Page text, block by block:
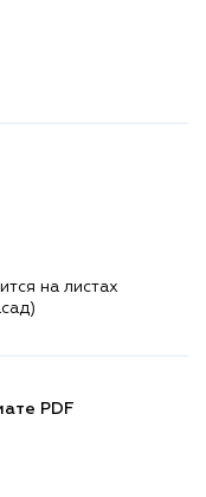
на листах
PDF